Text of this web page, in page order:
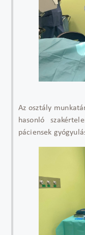
Az osztály
hasonló
páciensek